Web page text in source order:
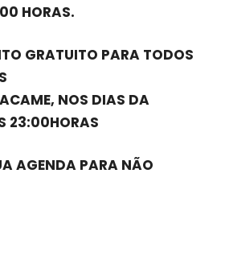
HORAS.
GRATUITO PARA TODOS
NOS DIAS DA
23:00HORAS
AGENDA PARA NÃO